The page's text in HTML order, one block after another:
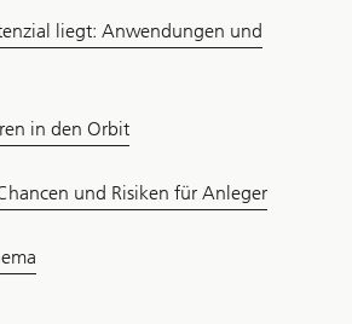
liegt: Anwendungen und
in den Orbit
und Risiken für Anleger